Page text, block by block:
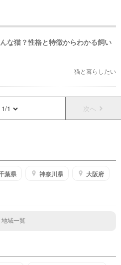
な猫？性格と特徴からわかる飼い
猫と暮らしたい
1/1 次へ
葉県 神奈川県 大阪府
地域一覧